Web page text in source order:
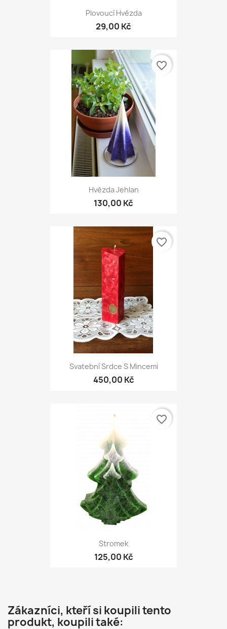
Plovoucí Hvězda
29,00 Kč
Hvězda Jehlan
130,00 Kč
favorite_border
Svatební Srdce S Mincemi
450,00 Kč
favorite_border
Stromek
125,00 Kč
favorite_border
Zákazníci, kteří si koupili tento
produkt, koupili také: